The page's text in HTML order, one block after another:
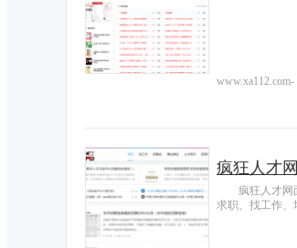
www.xa112.com-
疯狂人才网
疯狂人才网
求职、找工作、